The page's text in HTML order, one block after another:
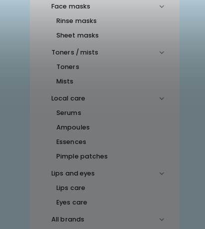
Face masks
Rinse masks
Sheet masks
Toners / mists
Toners
Mists
Local care
Serums
Ampoules
Essences
Pimple patches
Lips and eyes
Lips care
Eyes care
All brands